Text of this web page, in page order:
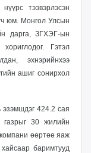
тээвэрлэсэн
юм. Монгол Улсын
дарга, ЗГХЭГ-ын
Гэтэл
эхнэрийнхээ
ашиг сонирхол
424.2 сая
газрыг 30 жилийн
өөртөө яаж
баримтууд